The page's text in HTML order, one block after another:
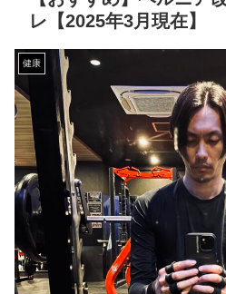
レ【2025年3月現在】
健康